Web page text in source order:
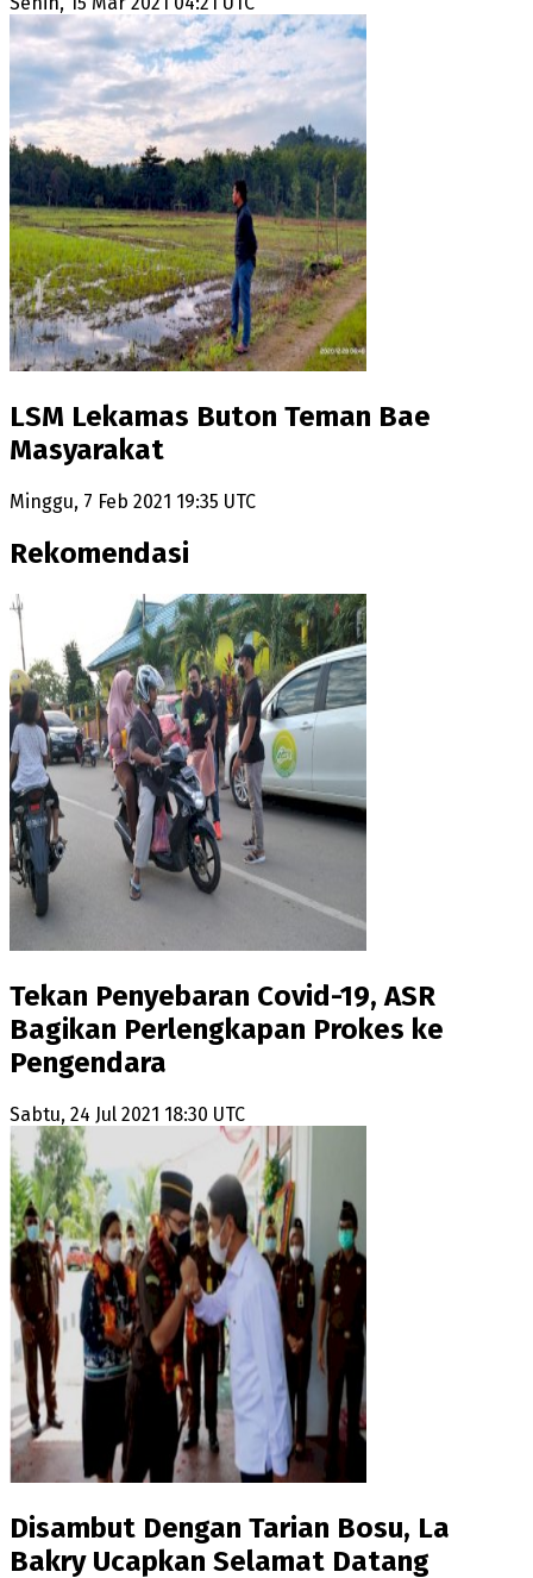
LSM Lekamas Buton Teman Bae
Masyarakat
Minggu, 7 Feb 2021 19:35 UTC
Rekomendasi
Tekan Penyebaran Covid-19, ASR
Bagikan Perlengkapan Prokes ke
Pengendara
Sabtu, 24 Jul 2021 18:30 UTC
Disambut Dengan Tarian Bosu, La
Bakry Ucapkan Selamat Datang